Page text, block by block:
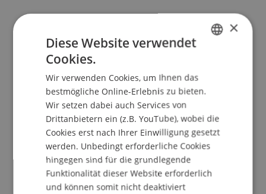
Burtscher, B. (2022). Haftungsausschluss,
Legalzession und Regressverzicht des
Sachversicherers - Korrespondenz zu OGH 7 Ob
219/20m.Juristische Blätter(2), 123-128.
Publikationsart
Beitrag in wissenschaftlicher Fachzeitschrift
×
Diese Website verwendet
Cookies.
Wir verwenden Cookies, um Ihnen das
bestmögliche Online-Erlebnis zu bieten.
Wir setzen dabei auch Services von
Drittanbietern ein (z.B. YouTube), wobei die
Cookies erst nach Ihrer Einwilligung gesetzt
werden. Unbedingt erforderliche Cookies
hingegen sind für die grundlegende
Funktionalität dieser Website erforderlich
und können somit nicht deaktiviert